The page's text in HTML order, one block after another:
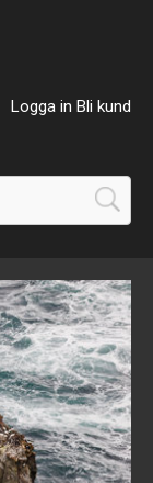
Logga in Bli kund